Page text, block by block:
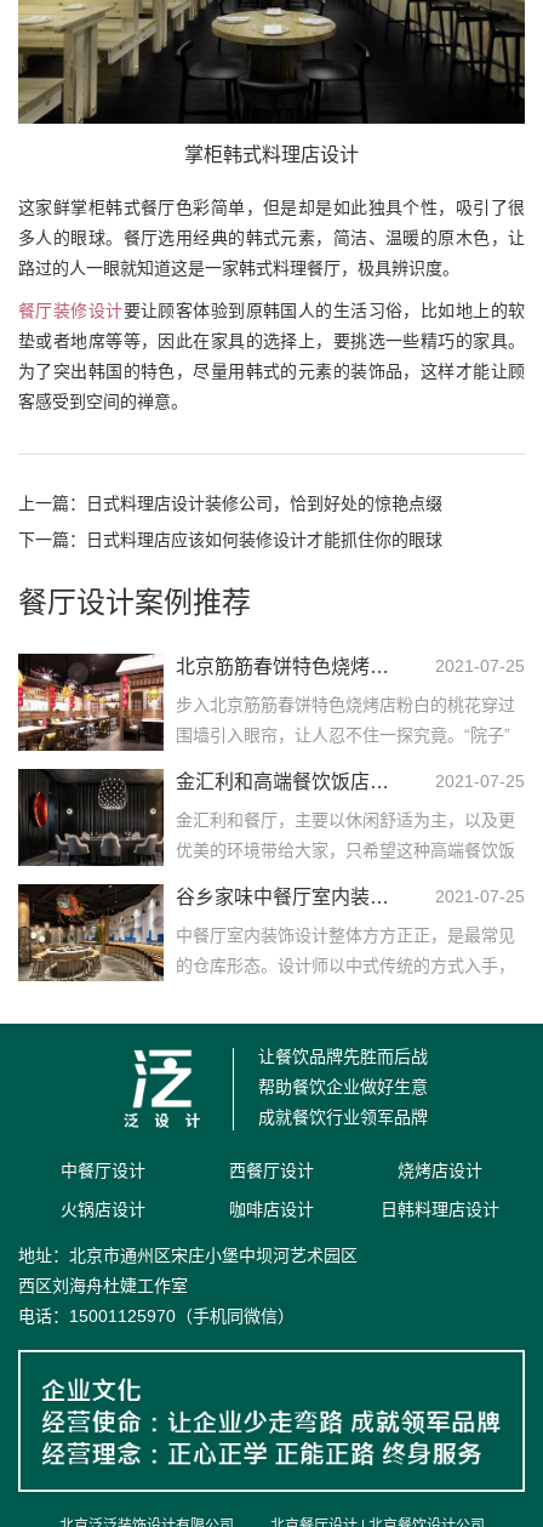
掌柜韩式料理店设计
这家鲜掌柜韩式餐厅色彩简单，但是却是如此独具个性，吸引了很
多人的眼球。餐厅选用经典的韩式元素，简洁、温暖的原木色，让
路过的人一眼就知道这是一家韩式料理餐厅，极具辨识度。
餐厅装修设计要让顾客体验到原韩国人的生活习俗，比如地上的软
垫或者地席等等，因此在家具的选择上，要挑选一些精巧的家具。
为了突出韩国的特色，尽量用韩式的元素的装饰品，这样才能让顾
客感受到空间的禅意。
上一篇：
日式料理店设计装修公司，恰到好处的惊艳点缀
下一篇：
日式料理店应该如何装修设计才能抓住你的眼球
餐厅设计案例推荐
北京筋筋春饼特色烧烤店空间设计
2021-07-25
步入北京筋筋春饼特色烧烤店粉白的桃花穿过
围墙引入眼帘，让人忍不住一探究竟。“院子”
香古色的亭台阁...……
金汇利和高端餐饮饭店设计
2021-07-25
金汇利和餐厅，主要以休闲舒适为主，以及更
优美的环境带给大家，只希望这种高端餐饮饭
餐厅装修不同的...……
谷乡家味中餐厅室内装饰设计
2021-07-25
中餐厅室内装饰设计整体方方正正，是最常见
的仓库形态。设计师以中式传统的方式入手，
过解构变通的手法...……
让餐饮品牌先胜而后战
帮助餐饮企业做好生意
成就餐饮行业领军品牌
中餐厅设计 西餐厅设计
烧烤店设计
火锅店设计
咖啡店设计 日韩料理店设计
地址：北京市通州区宋庄小堡中坝河艺术园区
西区刘海舟杜婕工作室
电话：15001125970（手机同微信）